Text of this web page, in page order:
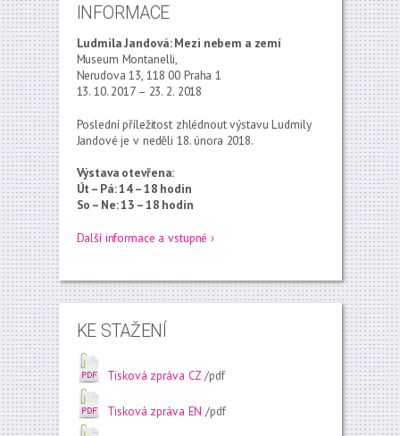
INFORMACE
Ludmila Jandová: Mezi nebem a zemí
Museum Montanelli,
Nerudova 13, 118 00 Praha 1
13. 10. 2017 – 23. 2. 2018
Poslední příležitost zhlédnout výstavu Ludmily
Jandové je v neděli 18. února 2018.
Výstava otevřena:
Út – Pá: 14 – 18 hodin
So – Ne: 13 – 18 hodin
Další informace a vstupné ›
KE STAŽENÍ
Tisková zpráva CZ/pdf
Tisková zpráva EN/pdf